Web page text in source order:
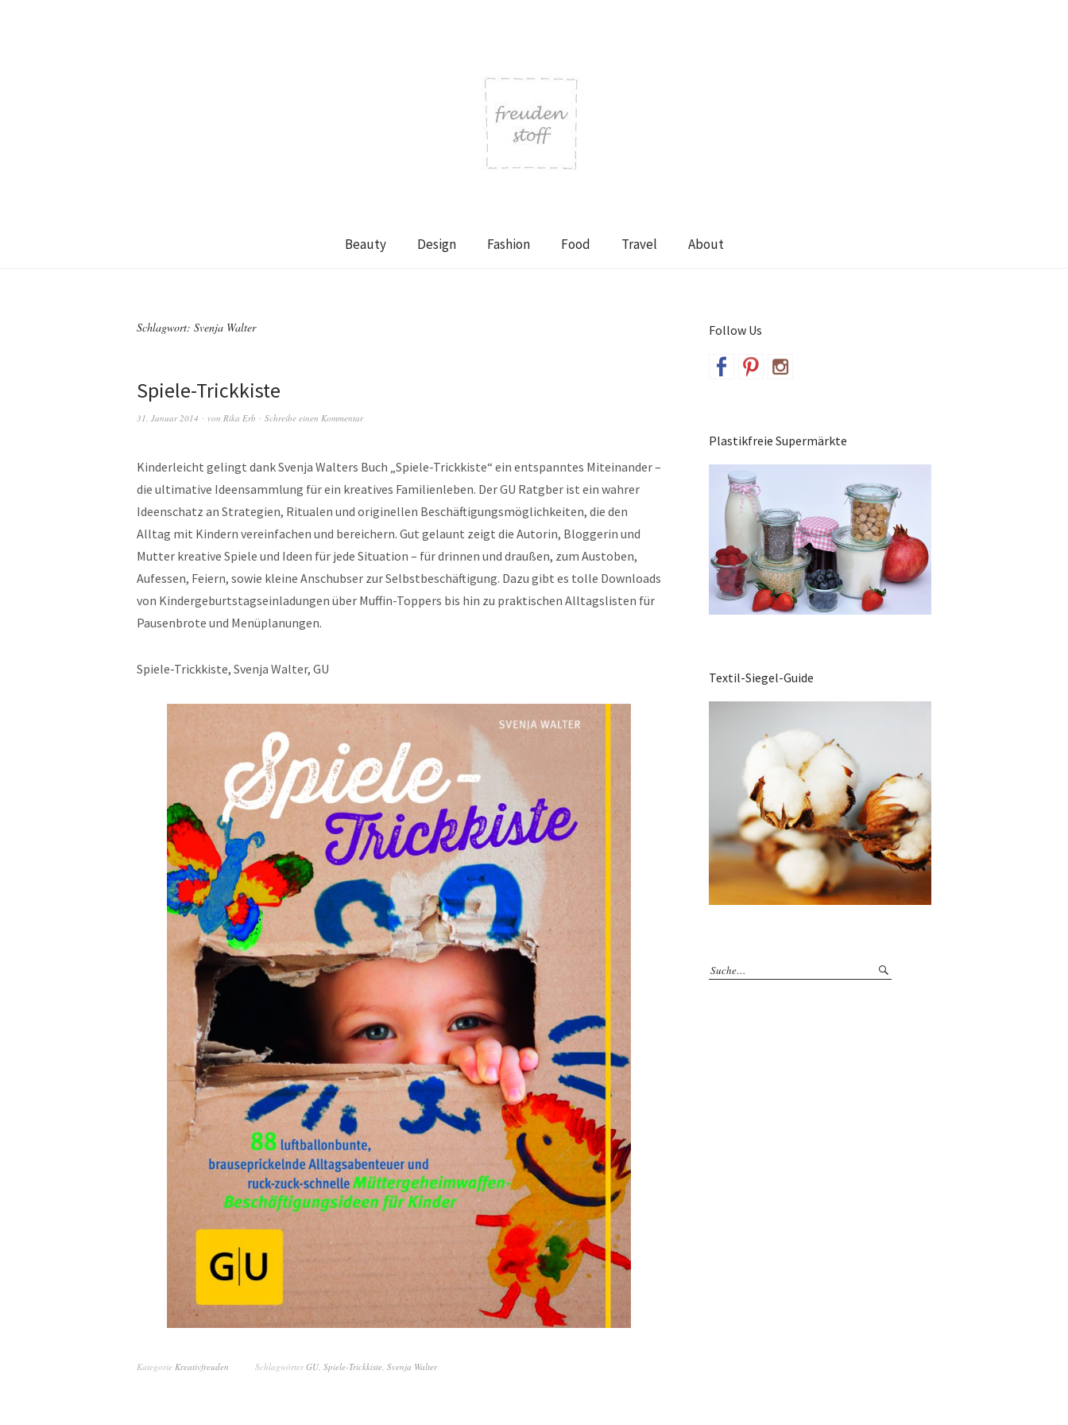
Beauty Design Fashion Food Travel About
Schlagwort: Svenja Walter
Spiele-Trickkiste
31. Januar 2014 von Rika Erb Schreibe einen Kommentar
Kinderleicht gelingt dank Svenja Walters Buch „Spiele-Trickkiste“ ein entspanntes Miteinander –
die ultimative Ideensammlung für ein kreatives Familienleben. Der GU Ratgber ist ein wahrer
Ideenschatz an Strategien, Ritualen und originellen Beschäftigungsmöglichkeiten, die den
Alltag mit Kindern vereinfachen und bereichern. Gut gelaunt zeigt die Autorin, Bloggerin und
Mutter kreative Spiele und Ideen für jede Situation – für drinnen und draußen, zum Austoben,
Aufessen, Feiern, sowie kleine Anschubser zur Selbstbeschäftigung. Dazu gibt es tolle Downloads
von Kindergeburtstagseinladungen über Muffin-Toppers bis hin zu praktischen Alltagslisten für
Pausenbrote und Menüplanungen.
Spiele-Trickkiste, Svenja Walter, GU
Kategorie Kreativfreuden SchlagwörterGU Spiele-Trickkiste Svenja Walter
Follow Us
Plastikfreie Supermärkte
Textil-Siegel-Guide